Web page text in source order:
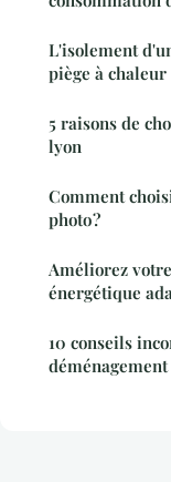
L'isolement
piège à chaleur
5 raisons de
lyon
Comment
photo ?
Améliorez
énergétique
10 conseils